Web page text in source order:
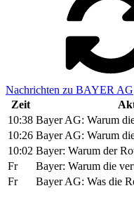
Nachrichten zu BAYER AG
Zeit
10:38 Bayer AG: Warum
10:26 Bayer AG: Warum
10:02 Bayer: Warum der
Fr
Bayer: Warum die
Fr
Bayer AG: Was die